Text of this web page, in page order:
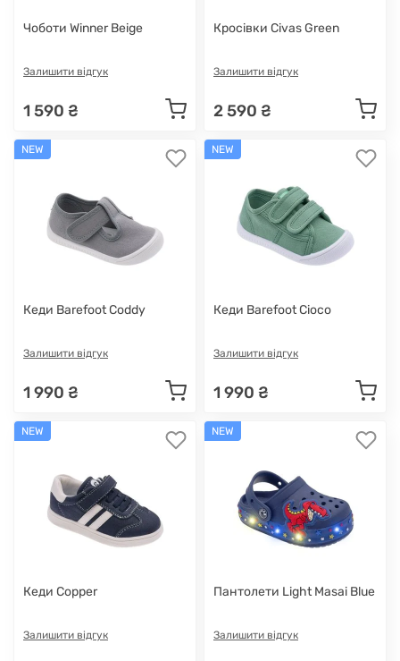
Чоботи Winner Beige
Залишити відгук
1 590 ₴
Кросівки Civas Green
Залишити відгук
2 590 ₴
NEW
Кеди Barefoot Coddy
Залишити відгук
1 990 ₴
NEW
Кеди Barefoot Cioco
Залишити відгук
1 990 ₴
NEW
Кеди Copper
Залишити відгук
NEW
Пантолети Light Masai Blue
Залишити відгук